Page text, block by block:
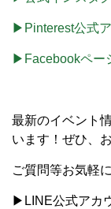
▶Pinterest公式
▶Facebookペー
最新のイベント
います！ぜひ、
ご質問等お気軽
▶LINE公式アカ